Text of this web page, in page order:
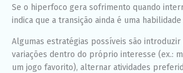
Se o hiperfoco gera sofrimento quando
indica que a transição ainda é uma
Algumas estratégias possíveis são introduzir
variações dentro do próprio interesse (ex.:
um jogo favorito), alternar atividades